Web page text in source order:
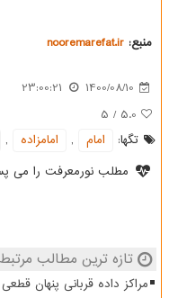
منبع: nooremarefat.ir
1400/08/10
23:00:21
5.0
/
5
تگها:
امام , امامزاده ,
مطلب نورمعرفت را می
تازه ترین مطالب مرتبط
مراکز داده قربانی پنهان